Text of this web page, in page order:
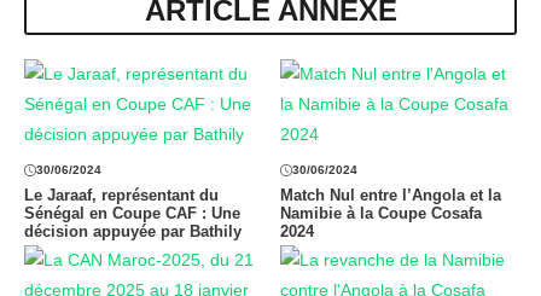
ARTICLE ANNEXE
30/06/2024
Le Jaraaf, représentant du
Sénégal en Coupe CAF : Une
décision appuyée par Bathily
30/06/2024
Match Nul entre l’Angola et la
Namibie à la Coupe Cosafa
2024